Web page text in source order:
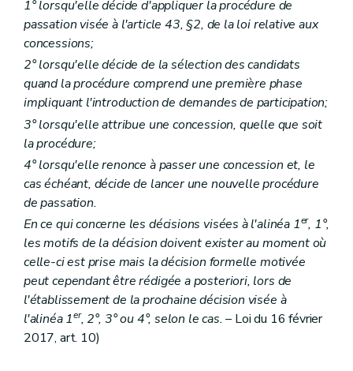
1° lorsqu'elle décide d'appliquer la procédure de
passation visée à l'article 43, §2, de la loi relative aux
concessions;
2° lorsqu'elle décide de la sélection des candidats
quand la procédure comprend une première phase
impliquant l'introduction de demandes de participation;
3° lorsqu'elle attribue une concession, quelle que soit
la procédure;
4° lorsqu'elle renonce à passer une concession et, le
cas échéant, décide de lancer une nouvelle procédure
de passation.
En ce qui concerne les décisions visées à l'alinéa 1er, 1°,
les motifs de la décision doivent exister au moment où
celle-ci est prise mais la décision formelle motivée
peut cependant être rédigée a posteriori, lors de
l'établissement de la prochaine décision visée à
l'alinéa 1er, 2°, 3° ou 4°, selon le cas.– Loi du 16 février
2017, art. 10)